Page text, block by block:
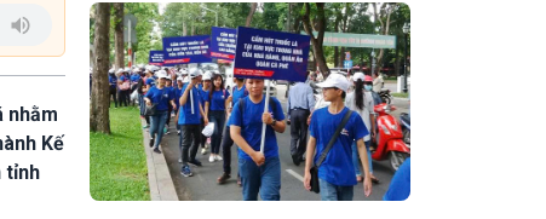
nhằm
Kế
tỉnh